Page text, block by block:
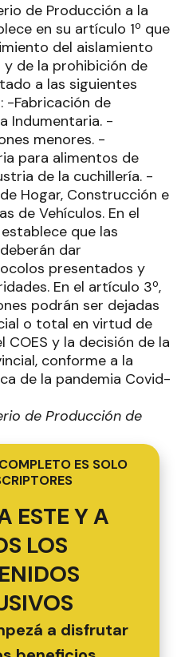
de Producción a la
en su artículo 1º que
del aislamiento
de la prohibición de
a las siguientes
-Fabricación de
Indumentaria. -
menores. -
para alimentos de
de la cuchillería. -
Hogar, Construcción e
de Vehículos. En el
que las
dar
presentados y
En el artículo 3º,
podrán ser dejadas
o total en virtud de
COES y la decisión de la
conforme a la
de la pandemia Covid-
de Producción de
ES SOLO
ESTE Y A
LOS
a disfrutar